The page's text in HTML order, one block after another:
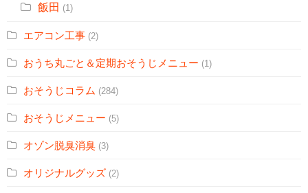
飯田 (1)
エアコン工事 (2)
おうち丸ごと＆定期おそうじメニュー (1)
おそうじコラム (284)
おそうじメニュー (5)
オゾン脱臭消臭 (3)
オリジナルグッズ (2)